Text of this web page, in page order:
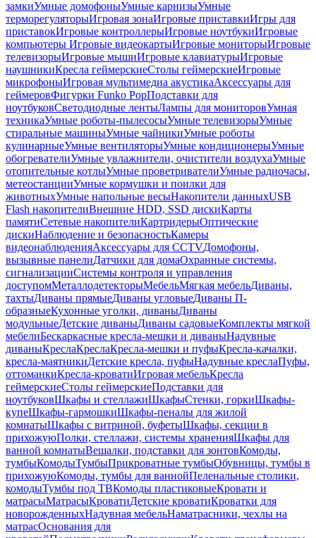
замкиУмные домофоныУмные карнизыУмные
терморегуляторыИгровая зонаИгровые приставкиИгры для
приставокИгровые контроллерыИгровые ноутбукиИгровые
компьютеры Игровые видеокартыИгровые мониторыИгровые
телевизорыИгровые мышиИгровые клавиатурыИгровые
наушникиКресла геймерскиеСтолы геймерскиеИгровые
микрофоныИгровая мультимедиа акустикаАксессуары для
геймеровФигурки Funko PopПодставки для
ноутбуковСветодиодные лентыЛампы для мониторовУмная
техникаУмные роботы-пылесосыУмные телевизорыУмные
стиральные машиныУмные чайникиУмные роботы
кулинарныеУмные вентиляторыУмные кондиционерыУмные
обогревателиУмные увлажнители, очистители воздухаУмные
отопительные котлыУмные проветривателиУмные радиочасы,
метеостанцииУмные кормушки и поилки для
животныхУмные напольные весыНакопители данныхUSB
Flash накопителиВнешние HDD, SSD дискиКарты
памятиСетевые накопителиКартридерыОптические
дискиНаблюдение и безопасностьКамеры
видеонаблюденияАксессуары для CCTVДомофоны,
вызывные панелиДатчики для домаОхранные системы,
сигнализацииСистемы контроля и управления
доступомМеталлодетекторыМебельМягкая мебельДиваны,
тахтыДиваны прямыеДиваны угловыеДиваны П-
образныеКухонные уголки, диваныДиваны
модульныеДетские диваныДиваны садовыеКомплекты мягкой
мебелиБескаркасные кресла-мешки и диваныНадувные
диваныКреслаКреслаКресла-мешки и пуфыКресла-качалки,
кресла-маятникиДетские кресла, пуфыНадувные креслаПуфы,
оттоманкиКресла-кроватиИгровая мебельКресла
геймерскиеСтолы геймерскиеПодставки для
ноутбуковШкафы и стеллажиШкафыСтенки, горкиШкафы-
купеШкафы-гармошкиШкафы-пеналы для жилой
комнатыШкафы с витриной, буфетыШкафы, секции в
прихожуюПолки, стеллажи, системы храненияШкафы для
ванной комнатыВешалки, подставки для зонтовКомоды,
тумбыКомодыТумбыПрикроватные тумбыОбувницы, тумбы в
прихожуюКомоды, тумбы для ваннойПеленальные столики,
комодыТумбы под ТВКомоды пластиковыеКровати и
матрасыМатрасыКроватиДетские кроватиКроватки для
новорожденныхНадувная мебельНаматрасники, чехлы на
матрасОснования для